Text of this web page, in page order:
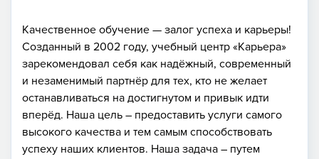
Качественное обучение — залог успеха и карьеры!
Созданный в 2002 году, учебный центр «Карьера»
зарекомендовал себя как надёжный, современный
и незаменимый партнёр для тех, кто не желает
останавливаться на достигнутом и привык идти
вперёд. Наша цель – предоставить услуги самого
высокого качества и тем самым способствовать
успеху наших клиентов. Наша задача – путем